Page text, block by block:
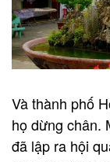
Và thành phố
họ dừng chân.
đã lập ra hội